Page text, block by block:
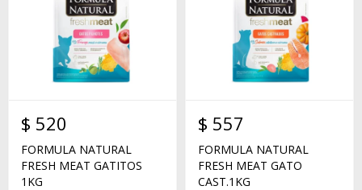
$ 520
FORMULA NATURAL
FRESH MEAT GATITOS
1KG
$ 557
FORMULA NATURAL
FRESH MEAT GATO
CAST.1KG